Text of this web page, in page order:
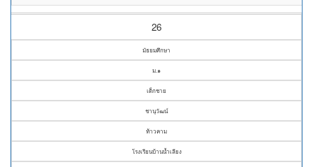
26
มัธยมศึกษา
ม.๑
เด็กชาย
ชานุวัฒน์
ท้าวคาม
โรงเรียนบ้านน้ำเลียง